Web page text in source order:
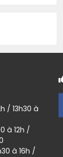
/ 13h30 à
à 12h /
à 16h /